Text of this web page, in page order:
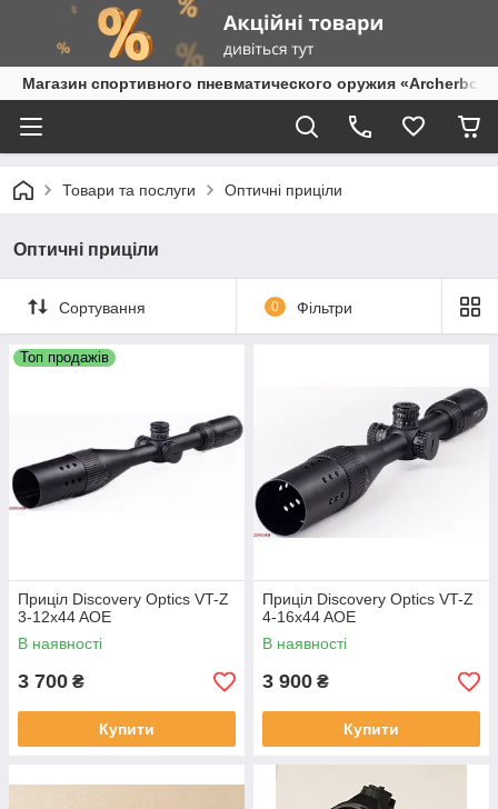
Магазин спортивного пневматического оружия
Товари та послуги Оптичні приціли
Оптичні приціли
Сортування 0 Фільтри
Топ продажів
Приціл Discovery Optics VT-Z
3-12x44 AOE
В наявності
3 700 ₴
Купити
Приціл Discovery Optics VT-Z
4-16x44 AOE
В наявності
3 900 ₴
Купити